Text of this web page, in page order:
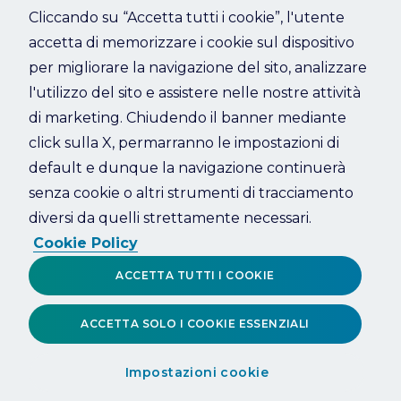
Refresh
Cliccando su “Accetta tutti i cookie”, l'utente
accetta di memorizzare i cookie sul dispositivo
per migliorare la navigazione del sito, analizzare
l'utilizzo del sito e assistere nelle nostre attività
di marketing. Chiudendo il banner mediante
click sulla X, permarranno le impostazioni di
default e dunque la navigazione continuerà
senza cookie o altri strumenti di tracciamento
diversi da quelli strettamente necessari.
Cookie Policy
Impostazioni cookie
ACCETTA SOLO I COOKIE ESSENZIALI
ACCETTA TUTTI I COOKIE